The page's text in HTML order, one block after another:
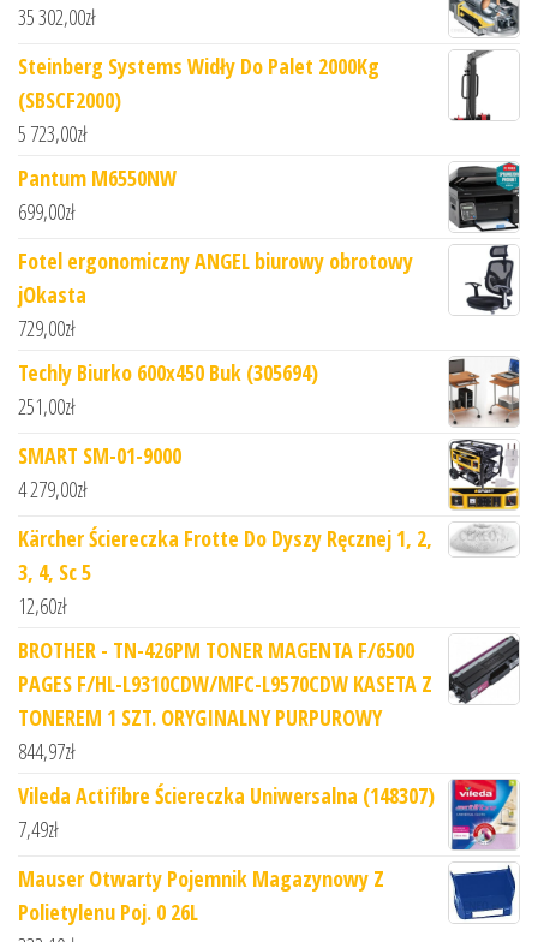
35 302,00zł
Steinberg Systems Widły Do Palet 2000Kg
(SBSCF2000)
5 723,00zł
Pantum M6550NW
699,00zł
Fotel ergonomiczny ANGEL biurowy obrotowy
jOkasta
729,00zł
Techly Biurko 600x450 Buk (305694)
251,00zł
SMART SM-01-9000
4 279,00zł
Kärcher Ściereczka Frotte Do Dyszy Ręcznej 1, 2,
3, 4, Sc 5
12,60zł
BROTHER - TN-426PM TONER MAGENTA F/6500
PAGES F/HL-L9310CDW/MFC-L9570CDW KASETA Z
TONEREM 1 SZT. ORYGINALNY PURPUROWY
844,97zł
Vileda Actifibre Ściereczka Uniwersalna (148307)
7,49zł
Mauser Otwarty Pojemnik Magazynowy Z
Polietylenu Poj. 0 26L